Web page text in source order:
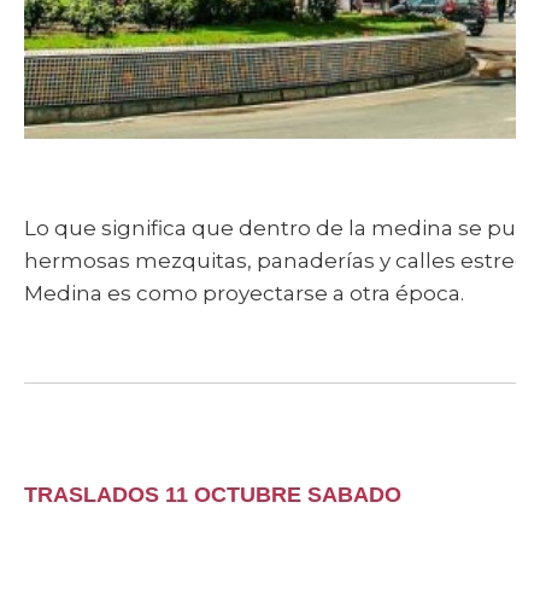
Lo que significa que dentro de la medina se
hermosas mezquitas, panaderías y calles
Medina es como proyectarse a otra época.
TRASLADOS 11 OCTUBRE SABADO